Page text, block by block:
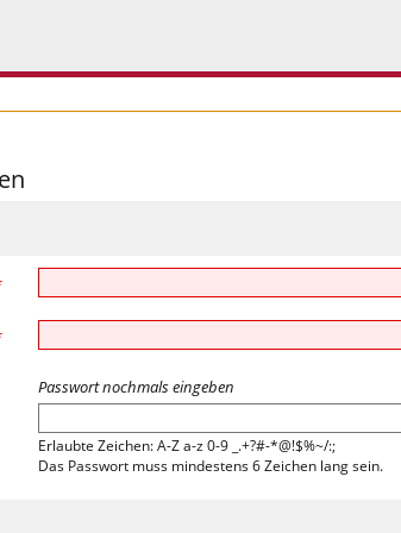
Passwort nochmals eingeben
Erlaubte Zeichen: A-Z a-z 0-9 _.+?#-*@!$%~/:;
Das Passwort muss mindestens 6 Zeichen lang sein.